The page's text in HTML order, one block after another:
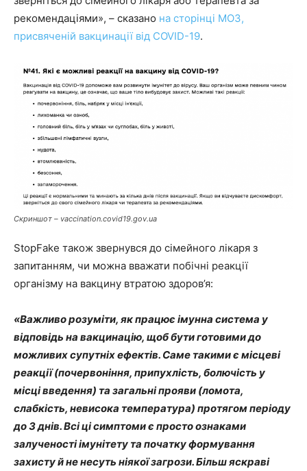
рекомендаціями», – сказано на сторінці МОЗ,
присвяченій вакцинації від COVID-19.
Скриншот – vaccination.covid19.gov.ua
StopFake також звернувся до сімейного лікаря з
запитанням, чи можна вважати побічні реакції
організму на вакцину втратою здоров’я:
«Важливо розуміти, як працює імунна система у
відповідь на вакцинацію, щоб бути готовими до
можливих супутніх ефектів. Саме такими є місцеві
реакції (почервоніння, припухлість, болючість у
місці введення) та загальні прояви (ломота,
слабкість, невисока температура) протягом періоду
до 3 днів. Всі ці симптоми є просто ознаками
залученості імунітету та початку формування
захисту й не несуть ніякої загрози. Більш яскраві